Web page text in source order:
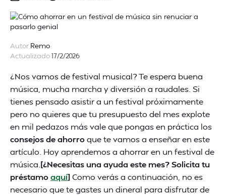
Autor Remo
Actualizado17/2/2026
¿Nos vamos de festival musical? Te espera buena
música, mucha marcha y diversión a raudales. Si
tienes pensado asistir a un festival próximamente
pero no quieres que tu presupuesto del mes explote
en mil pedazos más vale que pongas en práctica los
consejos de ahorroque te vamos a enseñar en este
artículo. Hoy aprendemos a ahorrar en un festival de
música. [¿Necesitas una ayuda este mes? Solicita tu
préstamoaquí]Como verás a continuación, no es
necesario que te gastes un dineral para disfrutar de